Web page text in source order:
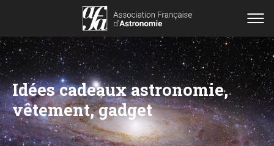
Idées cadeaux astronomie,
vêtement, gadget